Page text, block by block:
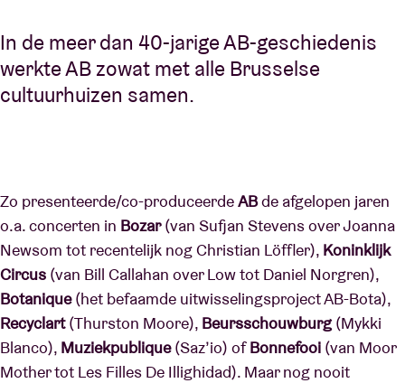
In de meer dan 40-jarige AB-geschiedenis
werkte AB zowat met alle Brusselse
cultuurhuizen samen.
Zo presenteerde/co-produceerdeABde afgelopen jaren
o.a. concerten in Bozar(van Sufjan Stevens over Joanna
Newsom tot recentelijk nog Christian Löffler), Koninklijk
Circus (van Bill Callahan over Low tot Daniel Norgren),
Botanique(het befaamde uitwisselingsproject AB-Bota),
Recyclart(Thurston Moore), Beursschouwburg(Mykki
Blanco), Muziekpublique(Saz’io) ofBonnefooi (van Moor
Mother tot Les Filles De Illighidad). Maar nog nooit